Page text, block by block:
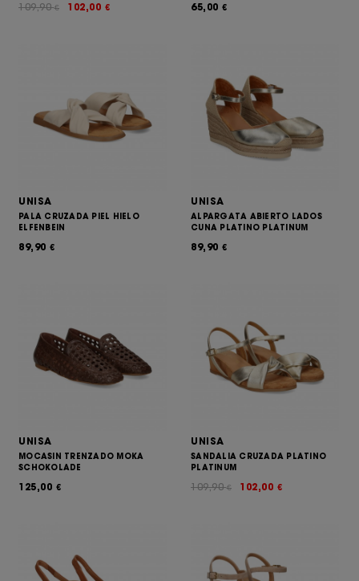
102,00 €
109,90€ 65,00 €
UNISA
PALA CRUZADA PIEL HIELO
ELFENBEIN
89,90 €
UNISA
ALPARGATA ABIERTO LADOS
CUNA PLATINO PLATINUM
89,90 €
UNISA
MOCASIN TRENZADO MOKA
SCHOKOLADE
125,00 €
UNISA
SANDALIA CRUZADA PLATINO
PLATINUM
102,00 €
109,90€